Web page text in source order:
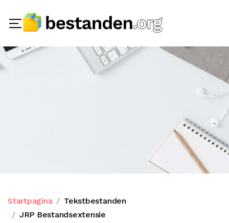
Startpagina
Tekstbestanden
JRP Bestandsextensie